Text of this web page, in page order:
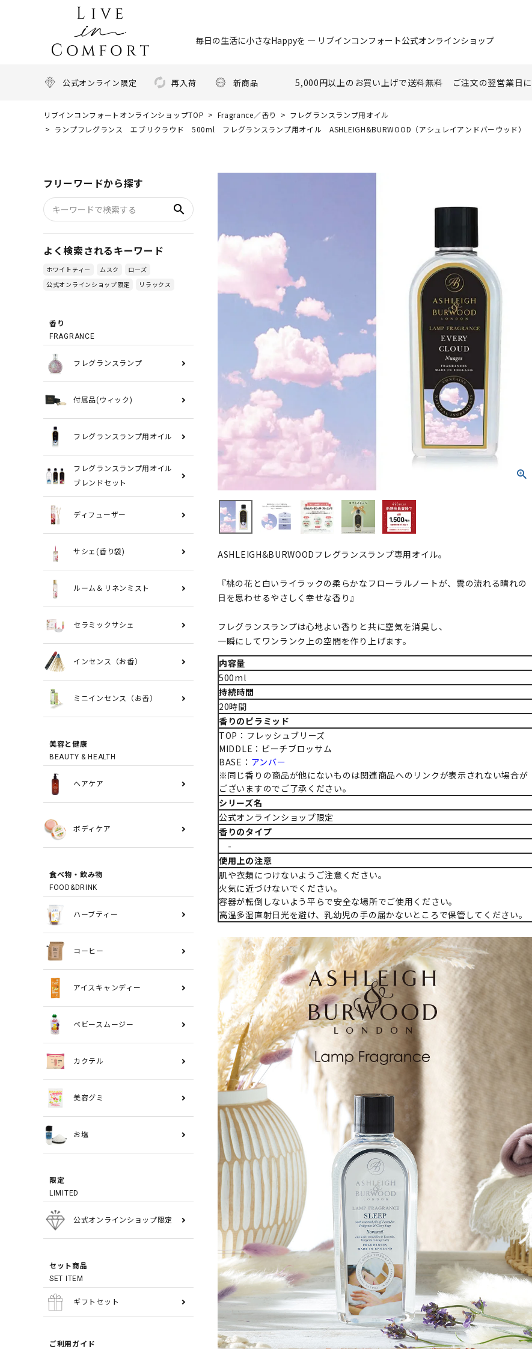
毎日の生活に小さなHappyを ― リブインコンフォート公式オンラインショップ
公式オンライン限定 再入荷 新商品 5,000円以上のお買い上げで送料無料 ご注文の翌営業日に
リブインコンフォートオンラインショップTOP Fragrance／香り
フレグランスランプ用オイル
ランプフレグランス エブリクラウド 500ml フレグランスランプ用オイル ASHLEIGH&BURWOOD（アシュレイアンドバーウッド）
フリーワードから探す
search
よく検索されるキーワード
ホワイトティー ムスク
ローズ
公式オンラインショップ限定
リラックス
香り
FRAGRANCE
フレグランスランプ
付属品(ウィック)
フレグランスランプ用オイル
フレグランスランプ用オイル
ブレンドセット
ディフューザー
サシェ(香り袋)
ルーム＆リネンミスト
セラミックサシェ
インセンス（お香）
ミニインセンス（お香）
美容と健康
BEAUTY & HEALTH
ヘアケア
ボディケア
食べ物・飲み物
FOOD&DRINK
ハーブティー
コーヒー
アイスキャンディー
ベビースムージー
カクテル
美容グミ
お塩
限定
LIMITED
公式オンラインショップ限定
セット商品
SET ITEM
ギフトセット
ご利用ガイド
ASHLEIGH&BURWOODフレグランスランプ専用オイル。
『桃の花と白いライラックの柔らかなフローラルノートが、雲の流れる晴れの
日を思わせるやさしく幸せな香り』
フレグランスランプは心地よい香りと共に空気を消臭し、
一瞬にしてワンランク上の空間を作り上げます。
内容量
500ml
持続時間
20時間
香りのピラミッド
TOP：フレッシュブリーズ
MIDDLE：ピーチブロッサム
BASE： アンバー
※同じ香りの商品が他にないものは関連商品へのリンクが表示されない場合が
ございますのでご了承ください。
シリーズ名
公式オンラインショップ限定
香りのタイプ
-
使用上の注意
肌や衣類につけないようご注意ください。
火気に近づけないでください。
容器が転倒しないよう平らで安全な場所でご使用ください。
高温多湿直射日光を避け、乳幼児の手の届かないところで保管してください。